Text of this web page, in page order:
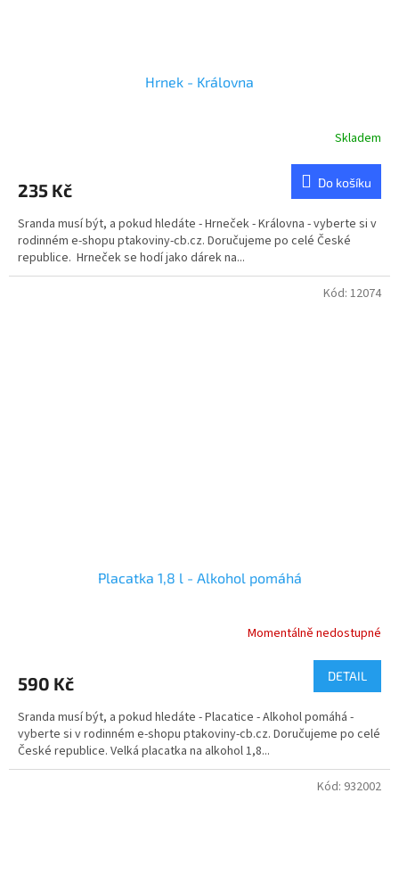
Hrnek - Královna
je
z
5
hvězdiček.
Skladem
235 Kč Do košíku
Sranda musí být, a pokud hledáte - Hrneček - Královna - vyberte si v
rodinném e-shopu ptakoviny-cb.cz. Doručujeme po celé České
republice. Hrneček se hodí jako dárek na...
Placatka 1,8 l - Alkohol pomáhá
je
z
5
hvězdiček.
Momentálně nedostupné
590 Kč DETAIL
Sranda musí být, a pokud hledáte - Placatice - Alkohol pomáhá -
vyberte si v rodinném e-shopu ptakoviny-cb.cz. Doručujeme po celé
České republice. Velká placatka na alkohol 1,8...
Kód: 12074
Kód: 932002